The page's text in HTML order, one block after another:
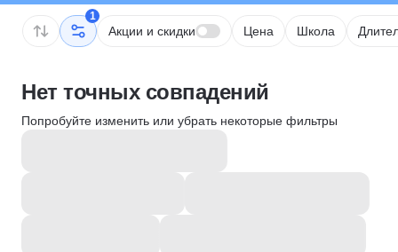
1
Акции и скидки Цена Школа
Нет точных совпадений
Попробуйте изменить или убрать некоторые фильтры